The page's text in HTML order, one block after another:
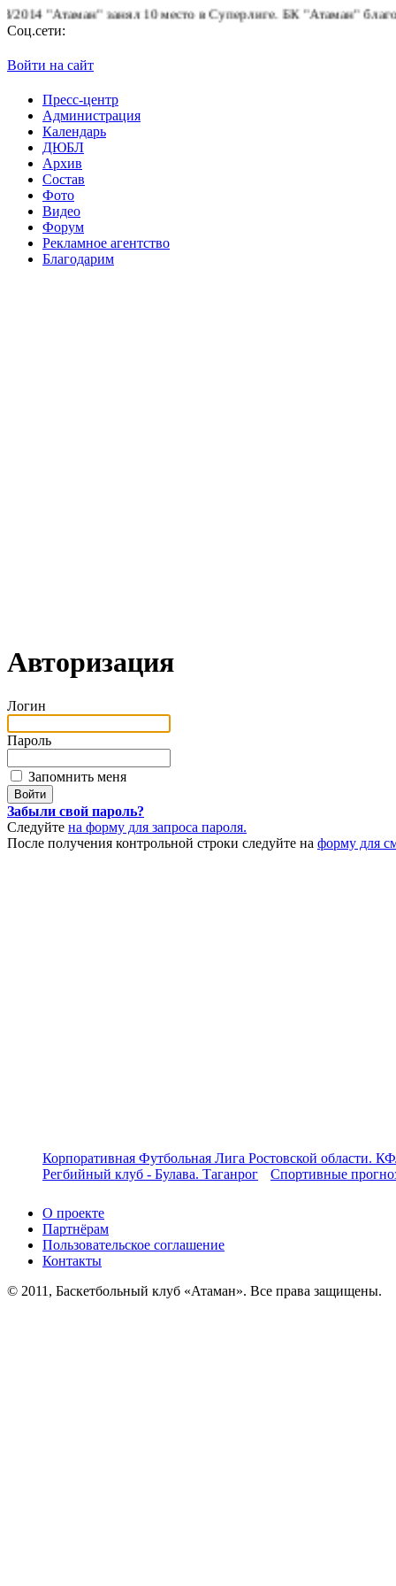
"Атаман" занял 10 место в Суперлиге.БК "Атаман"
Соц.сети:
Войти на сайт
Пресс-центр
Администрация
Календарь
ДЮБЛ
Архив
Состав
Фото
Видео
Форум
Рекламное агентство
Благодарим
Авторизация
Логин
Пароль
Запомнить меня
Забыли свой пароль?
Следуйте на форму для запроса пароля.
После получения контрольной строки следуйте на форму для
Корпоративная Футбольная Лига Ростовской области.
Регбийный клуб - Булава. Таганрог
Спортивные
О проекте
Партнёрам
Пользовательское соглашение
Контакты
© 2011, Баскетбольный клуб «Атаман». Все права защищены.